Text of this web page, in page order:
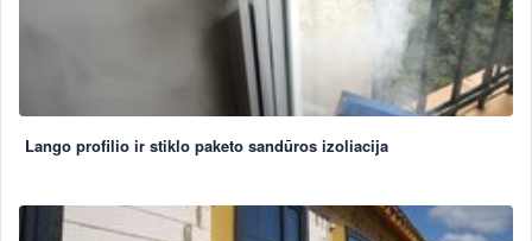
Lango profilio ir stiklo paketo sandūros izoliacija